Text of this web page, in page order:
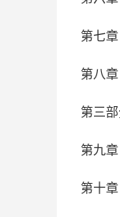
第七
第八
第三
第九
第十